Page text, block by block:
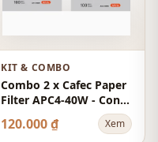
KIT & COMBO
Combo 2 x Cafec Paper
Filter APC4-40W - Cone
V60-02 Cup-4 40-Sheets
- White - Abaca+
120.000 ₫ Xem